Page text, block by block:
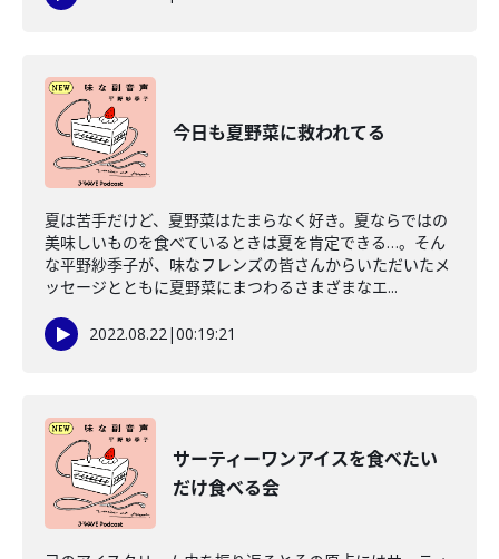
今日も夏野菜に救われてる
夏は苦手だけど、夏野菜はたまらなく好き。夏ならではの
美味しいものを食べているときは夏を肯定できる…。そん
な平野紗季子が、味なフレンズの皆さんからいただいたメ
ッセージとともに夏野菜にまつわるさまざまなエ...
2022.08.22|00:19:21
サーティーワンアイスを食べたい
だけ食べる会